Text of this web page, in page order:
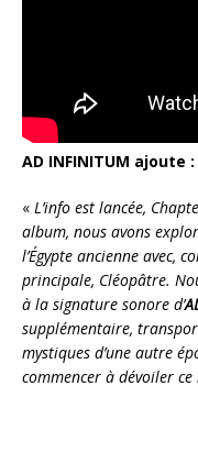
AD INFINITUM ajoute :
« L’info est lancée,
album, nous avons
l’Égypte ancienne avec,
principale, Cléopâtre.
à la signature sonore d’
supplémentaire,
mystiques d’une autre
commencer à dévoiler